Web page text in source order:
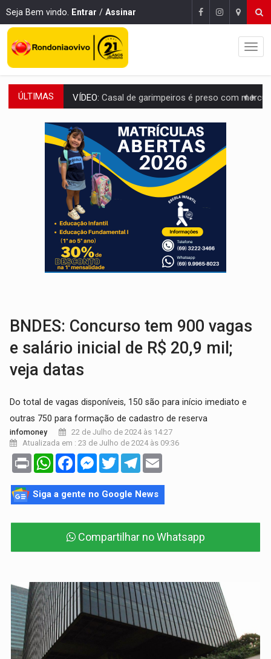
Seja Bem vindo. Entrar / Assinar
ÚLTIMAS VÍDEO: Casal de garimpeiros é preso com mercúrio em
EDUCAÇÃO BÁSICA:Ideb avança nos anos iniciais do ensino
CONTA DIFÍCIL: Com as novidades na corrida ao Senado as contas
CH4C1NA: Disputa entre PCC e CV deixa dez mortos em cinco
IMUNIZAÇÃO: Prefeitura inicia campanha de multivacinação para
QUIRINUS: Draco faz operação para prender faccionados que atacaram
TRAFICANTE PRESO: Operação Brasil Contra o Crime apreende quase meia
SUPER EL NIÑO: Trabalho inédito vai garantir água potável para
BNDES: Concurso tem 900 vagas
e salário inicial de R$ 20,9 mil;
veja datas
Do total de vagas disponíveis, 150 são para início imediato e
outras 750 para formação de cadastro de reserva
infomoney
22 de Julho de 2024 às 14:27
Atualizada em : 23 de Julho de 2024 às 09:36
Print WhatsAppFacebookMessenger
TwitterTelegram
Siga a gente no Google News
Compartilhar no Whatsapp